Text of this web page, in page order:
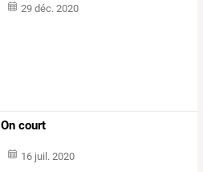
29 déc. 2020
On court
16 juil. 2020